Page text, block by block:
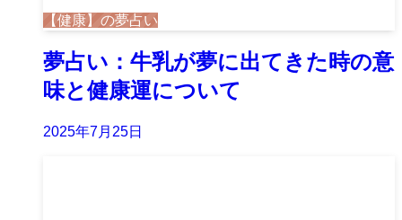
【健康】の夢占い
夢占い：牛乳が夢に出てきた時の意
味と健康運について
2025年7月25日